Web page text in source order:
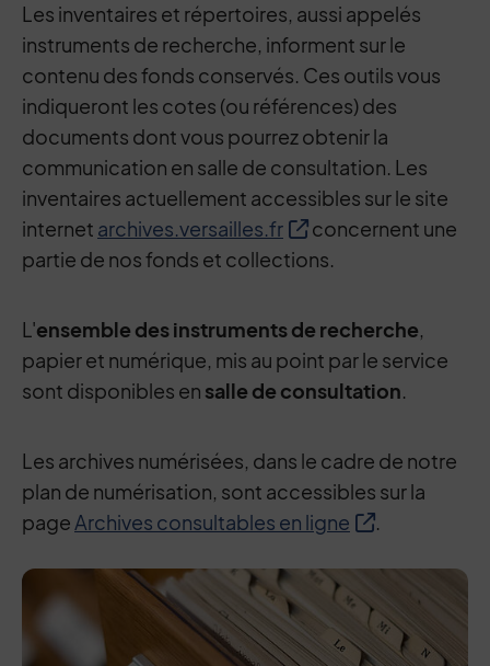
Les inventaires et répertoires, aussi appelés
instruments de recherche, informent sur le
contenu des fonds conservés. Ces outils vous
indiqueront les cotes (ou références) des
documents dont vous pourrez obtenir la
communication en salle de consultation. Les
inventaires actuellement accessibles sur le site
internet archives.versailles.fr
concernent une
partie de nos fonds et collections.
L'ensemble des instruments de recherche,
papier et numérique, mis au point par le service
sont disponibles en salle de consultation.
Les archives numérisées, dans le cadre de notre
plan de numérisation, sont accessibles sur la
page Archives consultables en ligne .
0 : colonne centrale + page sommaire